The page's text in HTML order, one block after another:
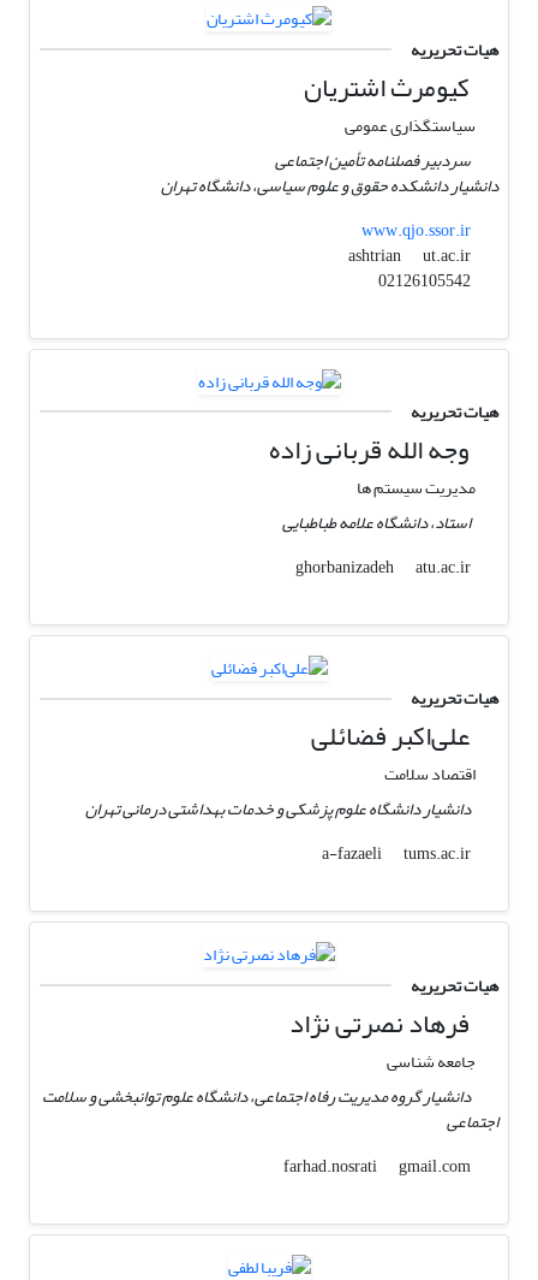
هیات تحریریه
کیومرث اشتریان
سیاستگذاری عمومی
سردبیر فصلنامه تأمین اجتماعی
دانشیار دانشکده حقوق و علوم سیاسی، دانشگاه تهران
www.qjo.ssor.ir
ashtrian
ut.ac.ir
02126105542
هیات تحریریه
وجه الله قربانی زاده
مدیریت سیستم ها
استاد، دانشگاه علامه طباطبایی
ghorbanizadeh
atu.ac.ir
هیات تحریریه
علی‌اکبر فضائلی
اقتصاد سلامت
دانشیار دانشگاه علوم پزشکی و خدمات بهداشتی درمانی تهران
a-fazaeli
tums.ac.ir
هیات تحریریه
فرهاد نصرتی نژاد
جامعه شناسی
دانشیار گروه مدیریت رفاه اجتماعی، دانشگاه علوم توانبخشی و سلامت
اجتماعی
farhad.nosrati
gmail.com